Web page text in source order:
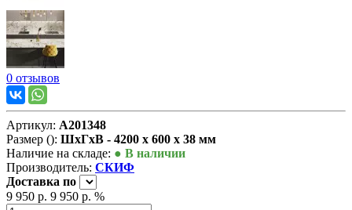
0 отзывов
Артикул: А201348
Размер (): ШxГxВ - 4200 x 600 x 38 мм
Наличие на складе: ● В наличии
Производитель: СКИФ
Доставка по
9 950 р. 9 950 р. %